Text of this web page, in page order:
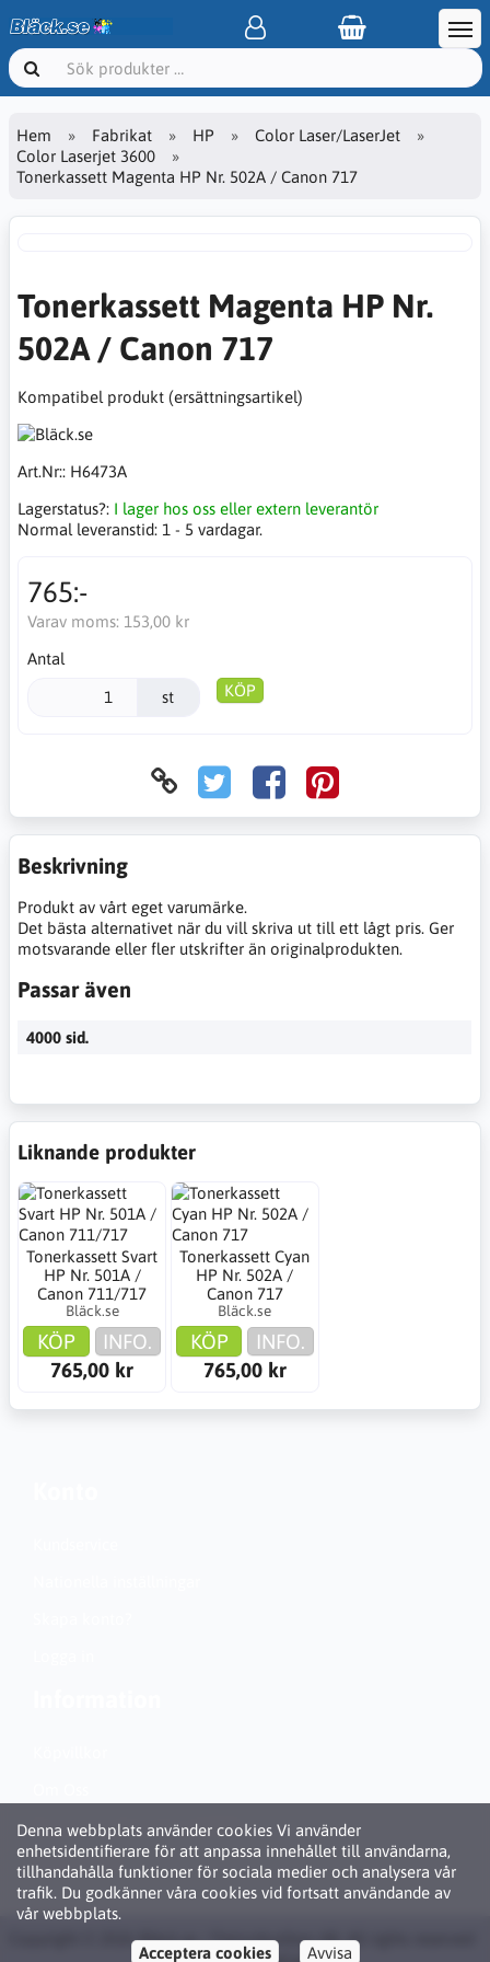
Hem Fabrikat HP
Color Laser/LaserJet
Color Laserjet 3600
Tonerkassett Magenta HP Nr. 502A / Canon 717
Tonerkassett Magenta HP Nr.
502A / Canon 717
Kompatibel produkt (ersättningsartikel)
Art.Nr:: H6473A
Lagerstatus?: I lager hos oss eller extern leverantör
Normal leveranstid: 1 - 5 vardagar.
765:-
Varav moms: 153,00 kr
Antal
st KÖP
Beskrivning
Produkt av vårt eget varumärke.
Det bästa alternativet när du vill skriva ut till ett lågt pris. Ger
motsvarande eller fler utskrifter än originalprodukten.
Passar även
4000 sid.
Liknande produkter
Tonerkassett Svart
HP Nr. 501A /
Canon 711/717
Bläck.se
KÖP
INFO.
765,00 kr
Tonerkassett Cyan
HP Nr. 502A /
Canon 717
Bläck.se
KÖP
INFO.
765,00 kr
Denna webbplats använder cookies Vi använder
enhetsidentifierare för att anpassa innehållet till användarna,
tillhandahålla funktioner för sociala medier och analysera vår
trafik. Du godkänner våra cookies vid fortsatt användande av
vår webbplats.
Acceptera cookies Avvisa
Personuppgiftspolicy (GDPR)
Om Cookies
Copyright © 2026 Bläck.se / Patronbutiken AB. All rights reserved ·